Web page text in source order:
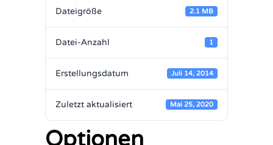
Dateigröße 2.1 MB
Datei-Anzahl 1
Erstellungsdatum Juli 14, 2014
Zuletzt aktualisiert Mai 25, 2020
Optionen